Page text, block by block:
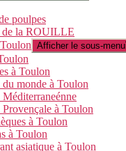
poulpes
de la ROUILLE
Afficher le sous-menu
à Toulon
monde à Toulon
à Toulon
à Toulon
à Toulon
asiatique à Toulon